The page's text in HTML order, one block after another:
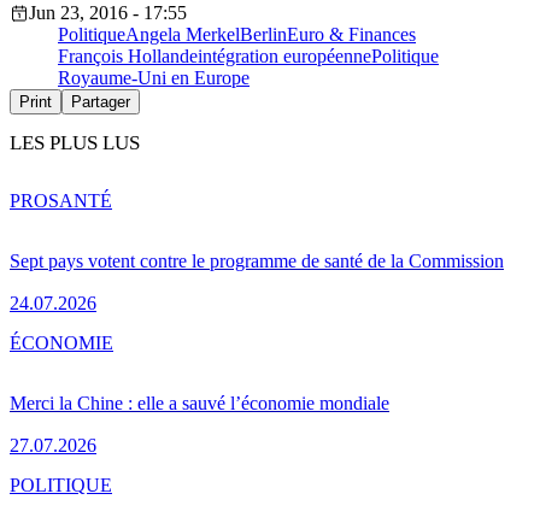
Jun 23, 2016 - 17:55
PolitiqueAngela MerkelBerlinEuro & Finances
François Hollandeintégration européennePolitique
Royaume-Uni en Europe
Print Partager
LES PLUS LUS
Sept pays votent contre le programme de santé de la Commission
24.07.2026
PROSANTÉ
Merci la Chine : elle a sauvé l’économie mondiale
27.07.2026
ÉCONOMIE
POLITIQUE